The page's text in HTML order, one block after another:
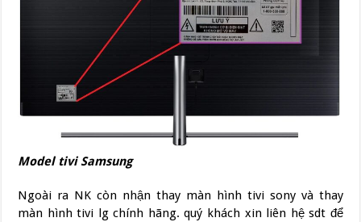
Model tivi Samsung
Ngoài ra NK còn nhận thay màn hình tivi sony và thay
màn hình tivi lg chính hãng. quý khách xin liên hệ sdt để